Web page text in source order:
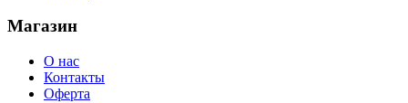
Магазин
О нас
Контакты
Оферта